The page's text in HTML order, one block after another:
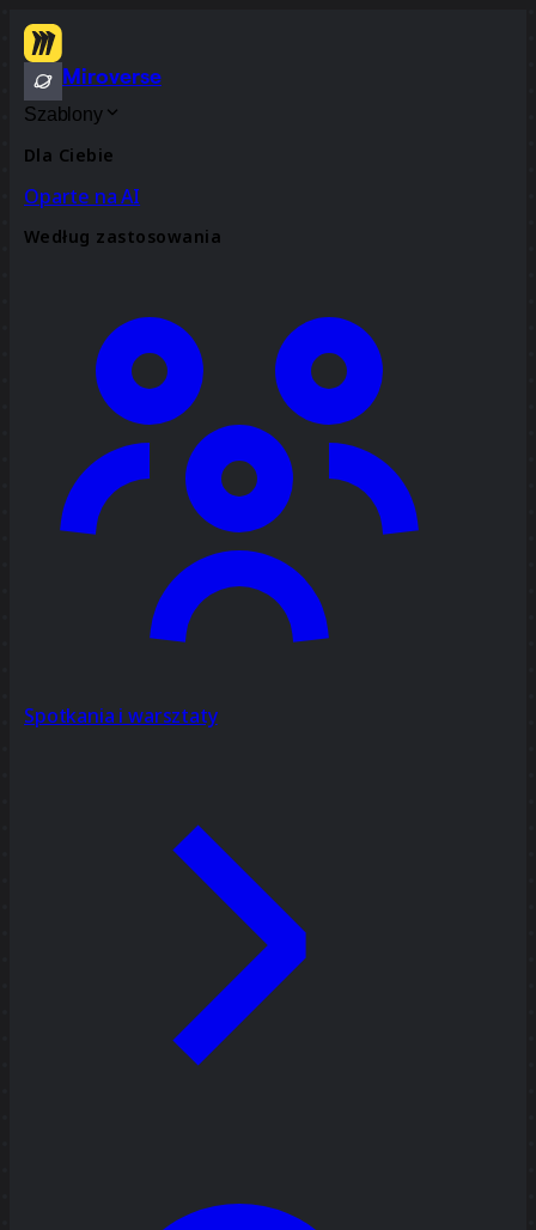
Miroverse
Szablony
Dla Ciebie
Oparte na AI
Według zastosowania
Spotkania i warsztaty